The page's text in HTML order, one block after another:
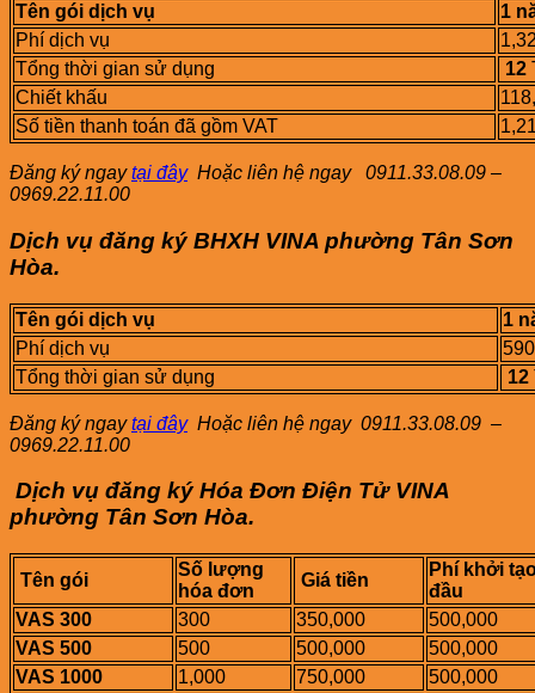
Tên gói dịch vụ
1
Phí dịch vụ
Tổng thời gian sử dụng
12
Chiết khấu
Số tiền thanh toán đã gồm VAT
Đăng ký ngaytại đâyHoặc liên hệ ngay
0911.33.08.09 –
0969.22.11.00
Dịch vụ đăng ký BHXH VINA phường Tân Sơn
Hòa.
Tên gói dịch vụ
1
Phí dịch vụ
Tổng thời gian sử dụng
12
Đăng ký ngaytại đâyHoặc liên hệ ngay0911.33.08.09 –
0969.22.11.00
Dịch vụ đăng ký Hóa Đơn Điện Tử VINA
phường Tân Sơn Hòa.
Tên gói
Số lượng
hóa đơn
Giá tiền
Phí khởi
đầu
VAS 300
300 350,000
500,000
VAS 500
500 500,000
500,000
VAS 1000
1,000 750,000
500,000